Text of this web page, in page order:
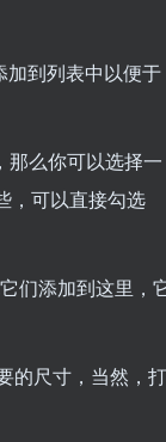
加到列表中以便于
那么你可以选择一
，可以直接勾选
们添加到这里，
的尺寸，当然，打